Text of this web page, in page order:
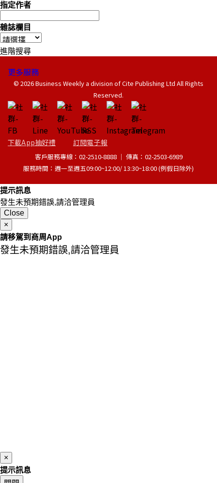
指定作者
雜誌欄目
進階搜尋
更多服務
© 2026 Business Weekly a division of Cite Publishing Ltd All Rights
Reserved.
下載App抽好禮 訂閱電子報
客戶服務專線：02-2510-8888 │ 傳真：02-2503-6989
服務時間：週一至週五09:00~12:00/ 13:30~18:00 (例假日除外)
提示訊息
發生未預期錯誤,請洽管理員
Close
×
請移駕到商周App
發生未預期錯誤,請洽管理員
×
提示訊息